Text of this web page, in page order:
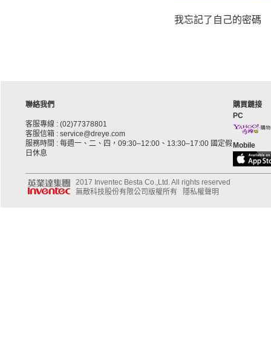
我忘記了自己的密碼
聯絡我們
客服專線 : (02)77378801
客服信箱 : service@dreye.com
服務時間 : 每週一、二、四，09:30–12:00、13:30–17:00 國定假
日休息
購買鏈接
PC
Mobile
2017 Inventec Besta Co.,Ltd. All rights reserved
無敵科技股份有限公司版權所有
隱私權聲明